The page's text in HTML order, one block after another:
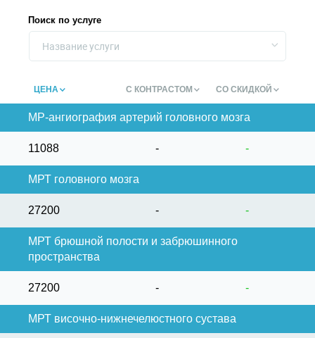
Поиск по услуге
Название услуги
ЦЕНА С КОНТРАСТОМ СО СКИДКОЙ
МР-ангиография артерий головного мозга
11088 - -
МРТ головного мозга
27200 - -
МРТ брюшной полости и забрюшинного
пространства
27200 - -
МРТ височно-нижнечелюстного сустава